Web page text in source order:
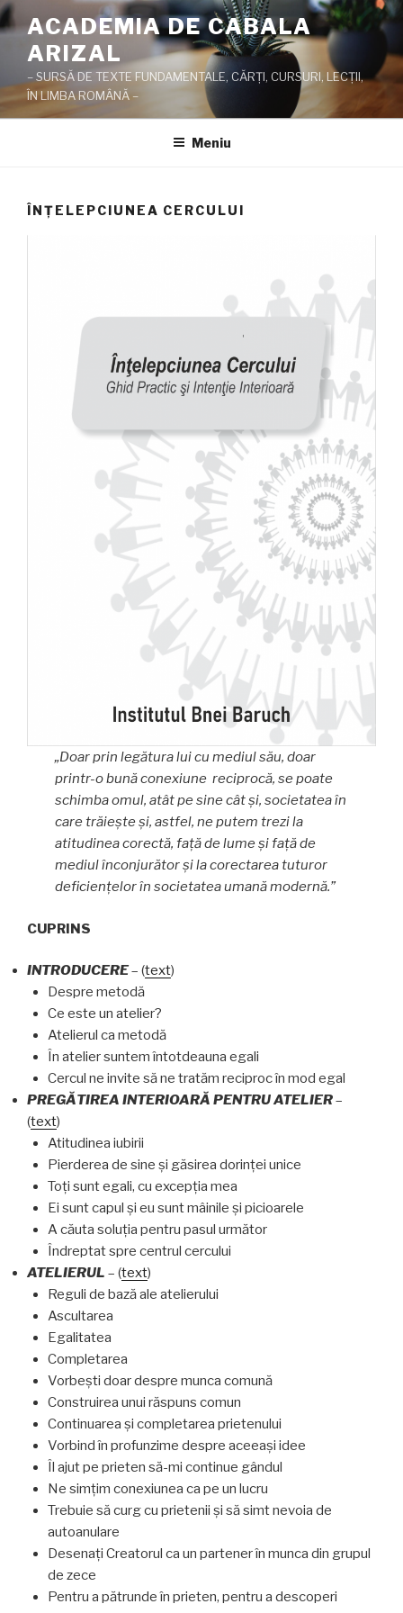
Sari
la
conținut
ACADEMIA DE CABALA
ARIZAL
– SURSĂ DE TEXTE FUNDAMENTALE, CĂRŢI, CURSURI, LECŢII,
ÎN LIMBA ROMÂNĂ –
Meniu
ÎNŢELEPCIUNEA CERCULUI
„Doar prin legătura lui cu mediul său, doar
printr-o bună conexiune reciprocă, se poate
schimba omul, atât pe sine cât și, societatea în
care trăieşte și, astfel, ne putem trezi la
atitudinea corectă, față de lume și faţă de
mediul înconjurător și la corectarea tuturor
deficienţelor în societatea umană modernă.”
CUPRINS
INTRODUCERE– (text)
Despre metodă
Ce este un atelier?
Atelierul ca metodă
În atelier suntem întotdeauna egali
Cercul ne invite să ne tratăm reciproc în mod egal
PREGĂTIREA INTERIOARĂ PENTRU ATELIER–
(text)
Atitudinea iubirii
Pierderea de sine şi găsirea dorinţei unice
Toţi sunt egali, cu excepţia mea
Ei sunt capul şi eu sunt mâinile şi picioarele
A căuta soluţia pentru pasul următor
Îndreptat spre centrul cercului
ATELIERUL – (text)
Reguli de bază ale atelierului
Ascultarea
Egalitatea
Completarea
Vorbeşti doar despre munca comună
Construirea unui răspuns comun
Continuarea şi completarea prietenului
Vorbind în profunzime despre aceeaşi idee
Îl ajut pe prieten să-mi continue gândul
Ne simţim conexiunea ca pe un lucru
Trebuie să curg cu prietenii şi să simt nevoia de
autoanulare
Desenaţi Creatorul ca un partener în munca din grupul
de zece
Pentru a pătrunde în prieten, pentru a descoperi